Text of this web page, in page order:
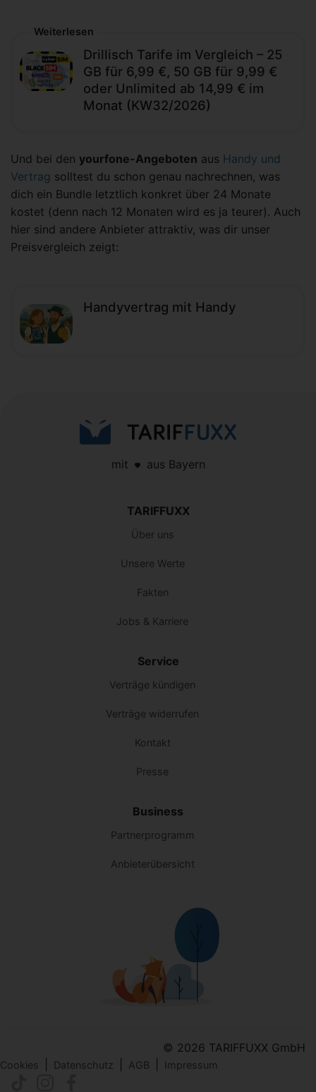
Weiterlesen
Drillisch Tarife im Vergleich – 25
GB für 6,99 €, 50 GB für 9,99 €
oder Unlimited ab 14,99 € im
Monat (KW32/2026)
Und bei den yourfone-Angeboten aus Handy und
Vertrag solltest du schon genau nachrechnen, was
dich ein Bundle letztlich konkret über 24 Monate
kostet (denn nach 12 Monaten wird es ja teurer). Auch
hier sind andere Anbieter attraktiv, was dir unser
Preisvergleich zeigt:
Handyvertrag mit Handy
mit aus Bayern
TARIFFUXX
Über uns
Unsere Werte
Fakten
Jobs & Karriere
Service
Verträge kündigen
Verträge widerrufen
Kontakt
Presse
Business
Partnerprogramm
Anbieterübersicht
© 2026 TARIFFUXX GmbH
Cookies Datenschutz AGB Impressum